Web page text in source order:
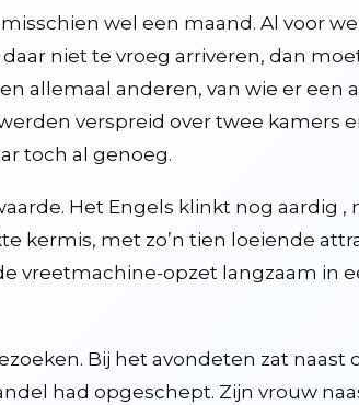
wel een maand. Al voor
niet te vroeg arriveren, dan
allemaal anderen, van wie er een
verspreid over twee kamers
toch al genoeg.
Het Engels klinkt nog aardig ,
kermis, met zo’n tien loeiende
vreetmachine-opzet langzaam in
Bij het avondeten zat naast
had opgeschept. Zijn vrouw